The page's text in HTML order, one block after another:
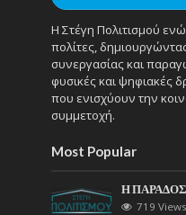
Η Στέγη Πολιτισμού
πολίτες,
συνεργασίας και
φυσικές και ψηφιακές
που ενισχύουν την
συμμετοχή.
Most Popular
Η
719 Views